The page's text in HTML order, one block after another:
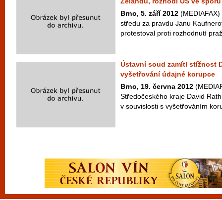
Brno, 5. září 2012
středu za pravdu Janu
protestoval proti rozhodnutí
Ústavní soud zamítl stížnost
vyšetřování údajné korupce
Brno, 19. června 2012
Středočeského kraje David
v souvislosti s vyšetřováním